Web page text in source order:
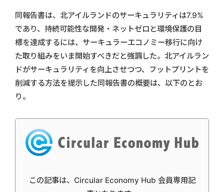
同報告書は、北アイルランドのサーキュラリティは7.9%
であり、持続可能性な開発・ネットゼロと環境保護の目
標を達成するには、サーキュラーエコノミー移行に向け
た取り組みをいま開始すべきだと強調した。北アイルラン
ドがサーキュラリティを向上させつつ、フットプリントを
削減する方法を提示した同報告書の概要は、以下のとお
り。
この記事は、Circular Economy Hub 会員専用記